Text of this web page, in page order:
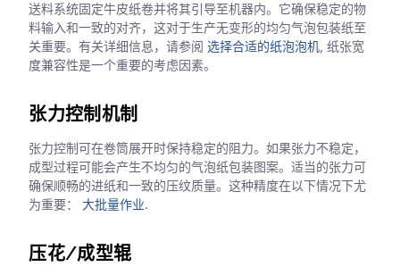
送料系统固定牛皮纸卷并将其引导至机器内。它确保稳定的物
料输入和一致的对齐，这对于生产无变形的均匀气泡包装纸至
关重要。有关详细信息，请参阅选择合适的纸泡泡机, 纸张宽
度兼容性是一个重要的考虑因素。
张力控制机制
张力控制可在卷筒展开时保持稳定的阻力。如果张力不稳定，
成型过程可能会产生不均匀的气泡纸包装图案。适当的张力可
确保顺畅的进纸和一致的压纹质量。这种精度在以下情况下尤
为重要：大批量作业.
压花/成型辊